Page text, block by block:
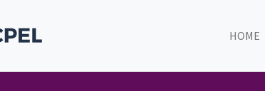
HOME